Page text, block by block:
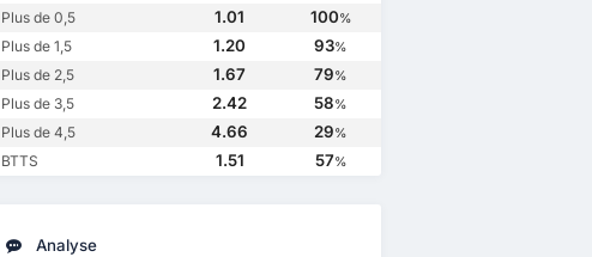
Plus de 0,5 1.01 100%
Plus de 1,5 1.20 93%
Plus de 2,5 1.67 79%
Plus de 3,5 2.42 58%
Plus de 4,5 4.66 29%
BTTS 1.51 57%
Analyse